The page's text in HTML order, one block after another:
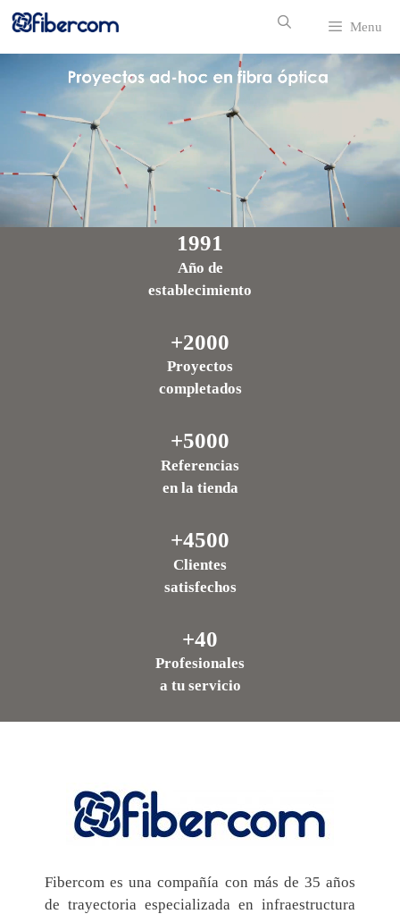
Menu
1991
Año de
establecimiento
+2000
Proyectos
completados
+5000
Referencias
en la tienda
+4500
Clientes
satisfechos
+40
Profesionales
a tu servicio
Fibercom es una compañía con más de 35 años
de trayectoria especializada en infraestructura